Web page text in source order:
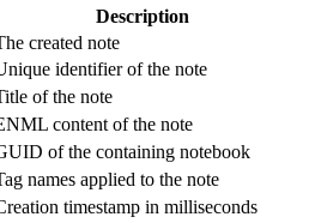
Description
created note
identifier of the note
of the note
content of the note
of the containing notebook
names applied to the note
timestamp in milliseconds